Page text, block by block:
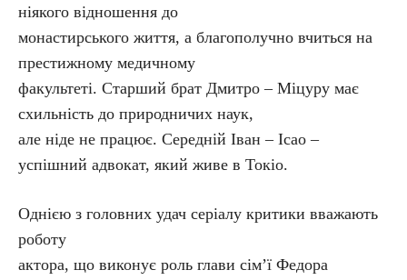
ніякого відношення до
монастирського життя, а благополучно вчиться на
престижному медичному
факультеті. Старший брат Дмитро – Міцуру має
схильність до природничих наук,
але ніде не працює. Середній Іван – Ісао –
успішний адвокат, який живе в Токіо.
Однією з головних удач серіалу критики вважають
роботу
актора, що виконує роль глави сім’ї Федора